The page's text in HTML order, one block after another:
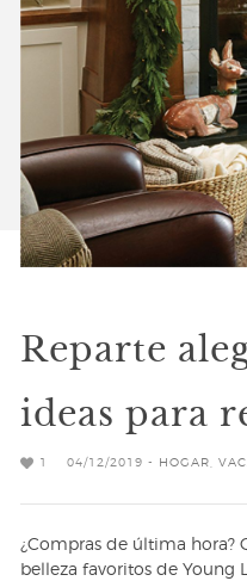
Reparte
ideas para
1 04/12/2019 - HOGAR
¿Compras de última hora?
belleza favoritos de Young